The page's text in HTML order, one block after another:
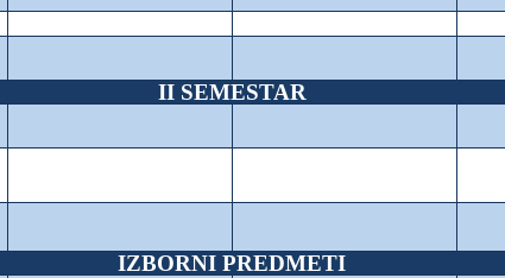
II SEMESTAR
IZBORNI PREDMETI